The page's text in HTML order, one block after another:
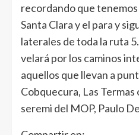
recordando que
Santa Clara y el para y
laterales de toda la ruta
velará por los caminos
aquellos que llevan a
Cobquecura, Las Termas
seremi del MOP, Paulo